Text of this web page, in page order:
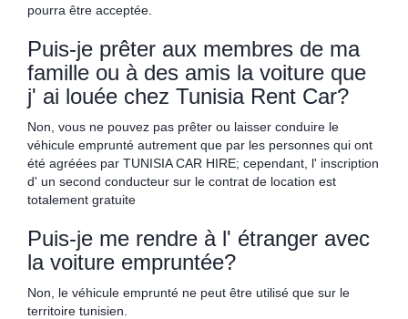
pourra être acceptée.
Puis-je prêter aux membres de ma
famille ou à des amis la voiture que
j' ai louée chez Tunisia Rent Car?
Non, vous ne pouvez pas prêter ou laisser conduire le
véhicule emprunté autrement que par les personnes qui ont
été agréées par TUNISIA CAR HIRE; cependant, l' inscription
d' un second conducteur sur le contrat de location est
totalement gratuite
Puis-je me rendre à l' étranger avec
la voiture empruntée?
Non, le véhicule emprunté ne peut être utilisé que sur le
territoire tunisien.